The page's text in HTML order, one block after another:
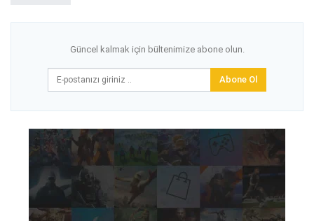
Güncel kalmak için bültenimize abone olun.
Abone Ol